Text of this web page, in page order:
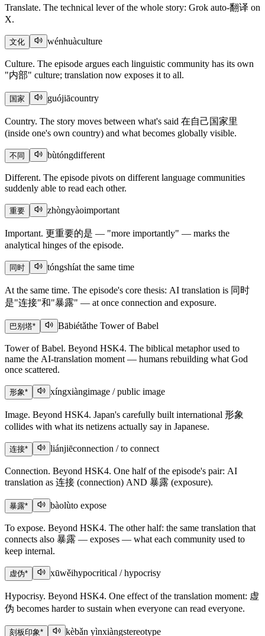
Translate. The technical lever of the whole story: Grok auto-翻译 on
X.
文化 wénhuàculture
Culture. The episode argues each linguistic community has its own
"内部" culture; translation now exposes it to all.
国家 guójiācountry
Country. The story moves between what's said 在自己国家里
(inside one's own country) and what becomes globally visible.
不同 bùtóngdifferent
Different. The episode pivots on different language communities
suddenly able to read each other.
重要 zhòngyàoimportant
Important. 更重要的是 — "more importantly" — marks the
analytical hinges of the episode.
同时 tóngshíat the same time
At the same time. The episode's core thesis: AI translation is 同时
是"连接"和"暴露" — at once connection and exposure.
巴别塔* Bābiétǎthe Tower of Babel
Tower of Babel. Beyond HSK4. The biblical metaphor used to
name the AI-translation moment — humans rebuilding what God
once scattered.
形象* xíngxiàngimage / public image
Image. Beyond HSK4. Japan's carefully built international 形象
collides with what its netizens actually say in Japanese.
连接* liánjiēconnection / to connect
Connection. Beyond HSK4. One half of the episode's pair: AI
translation as 连接 (connection) AND 暴露 (exposure).
暴露* bàolùto expose
To expose. Beyond HSK4. The other half: the same translation that
connects also 暴露 — exposes — what each community used to
keep internal.
虚伪* xūwěihypocritical / hypocrisy
Hypocrisy. Beyond HSK4. One effect of the translation moment: 虚
伪 becomes harder to sustain when everyone can read everyone.
刻板印象* kèbǎn yìnxiàngstereotype